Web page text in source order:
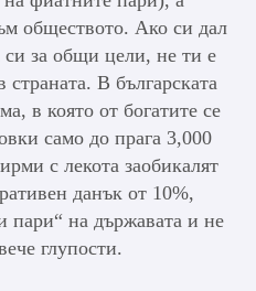
обществото. Ако си дал
си за общи цели, не ти е
страната. В българската
в която от богатите се
само до прага 3,000
с лекота заобикалят
данък от 10%,
пари“ на държавата и не
глупости.